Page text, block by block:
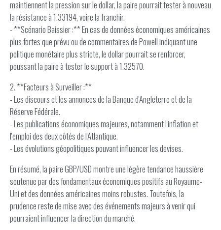
maintiennent la pression sur le dollar, la paire pourrait tester à nouveau
la résistance à 1.33194, voire la franchir.
- **Scénario Baissier :** En cas de données économiques américaines
plus fortes que prévu ou de commentaires de Powell indiquant une
politique monétaire plus stricte, le dollar pourrait se renforcer,
poussant la paire à tester le support à 1.32570.
2. **Facteurs à Surveiller :**
- Les discours et les annonces de la Banque d'Angleterre et de la
Réserve Fédérale.
- Les publications économiques majeures, notamment l'inflation et
l'emploi des deux côtés de l'Atlantique.
- Les évolutions géopolitiques pouvant influencer les devises.
En résumé, la paire GBP/USD montre une légère tendance haussière
soutenue par des fondamentaux économiques positifs au Royaume-
Uni et des données américaines moins robustes. Toutefois, la
prudence reste de mise avec des événements majeurs à venir qui
pourraient influencer la direction du marché.